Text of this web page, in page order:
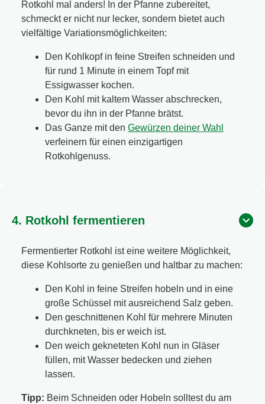
Rotkohl mal anders! In der Pfanne zubereitet,
schmeckt er nicht nur lecker, sondern bietet auch
vielfältige Variationsmöglichkeiten:
Den Kohlkopf in feine Streifen schneiden und
für rund 1 Minute in einem Topf mit
Essigwasser kochen.
Den Kohl mit kaltem Wasser abschrecken,
bevor du ihn in der Pfanne brätst.
Das Ganze mit den Gewürzen deiner Wahl
verfeinern für einen einzigartigen
Rotkohlgenuss.
4. Rotkohl fermentieren
Fermentierter Rotkohl ist eine weitere Möglichkeit,
diese Kohlsorte zu genießen und haltbar zu machen:
Den Kohl in feine Streifen hobeln und in eine
große Schüssel mit ausreichend Salz geben.
Den geschnittenen Kohl für mehrere Minuten
durchkneten, bis er weich ist.
Den weich gekneteten Kohl nun in Gläser
füllen, mit Wasser bedecken und ziehen
lassen.
Tipp: Beim Schneiden oder Hobeln solltest du am